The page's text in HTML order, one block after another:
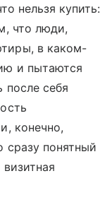
нельзя купить:
что люди,
в каком-
и пытаются
после себя
конечно,
сразу понятный